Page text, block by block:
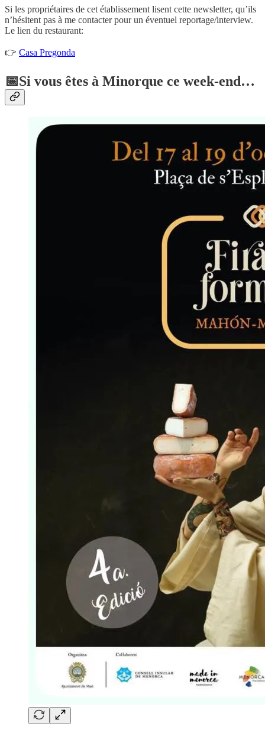
Si les propriétaires de cet établissement lisent cette newsletter, qu’ils
n’hésitent pas à me contacter pour un éventuel reportage/interview.
Le lien du restaurant:
👉 Casa Pregonda
📅Si vous êtes à Minorque ce week-end…